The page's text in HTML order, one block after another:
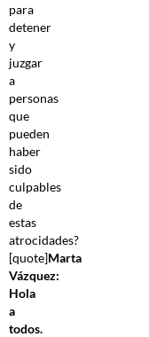
para
detener
y
juzgar
a
personas
que
pueden
haber
sido
culpables
de
estas
atrocidades?
[quote]Marta
Vázquez:
Hola
a
todos.